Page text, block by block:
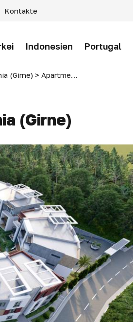
Kontakte
Indonesien Portugal
(Girne) > Apartments in PLAN B, Kyrenia (Girne)
(Girne)